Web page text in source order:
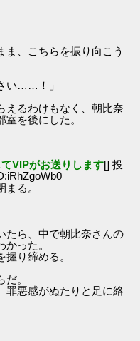
、こちらを振り向こう
い……！」
るわけもなく、朝比奈
を後にした。
VIPがお送りします[] 投
る。
ら、中で朝比奈さんの
った。
り締める。
。
悪感がぬたりと足に絡